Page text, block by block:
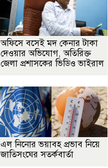
অফিসে বসেই মদ কেনার টাকা
দেওয়ার অভিযোগ, অতিরিক্ত
জেলা প্রশাসকের ভিডিও ভাইরাল
এল নিনোর ভয়াবহ প্রভাব নিয়ে
জাতিসংঘের সতর্কবার্তা